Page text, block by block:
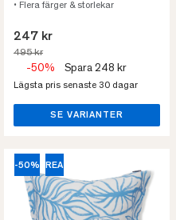
• Flera färger & storlekar
247 kr
495 kr
-50% Spara 248 kr
Lägsta pris senaste 30 dagar
SE VARIANTER
-50% REA